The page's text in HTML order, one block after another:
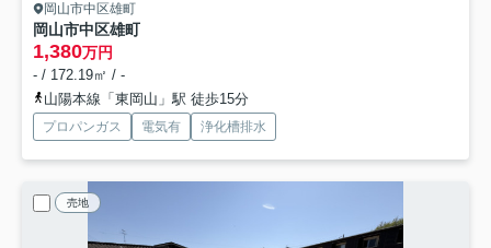
岡山市中区雄町
岡山市中区雄町
1,380万円
- / 172.19㎡ / -
山陽本線「東岡山」駅 徒歩15分
プロパンガス 電気有 浄化槽排水
売地